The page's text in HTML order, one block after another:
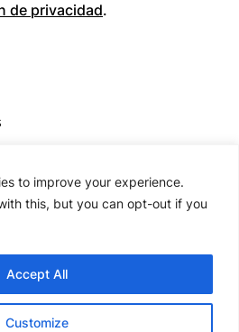
to improve your experience.
this, but you can opt-out if you
Customize
Accept All
de privacidad.